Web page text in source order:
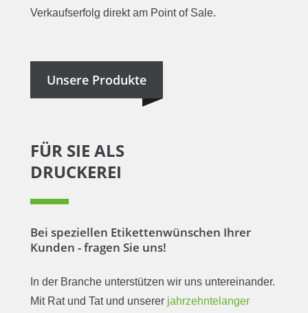
Verkaufserfolg direkt am Point of Sale.
Unsere Produkte
FÜR SIE ALS
DRUCKEREI
Bei speziellen Etikettenwünschen Ihrer
Kunden - fragen Sie uns!
In der Branche unterstützen wir uns untereinander.
Mit Rat und Tat und unserer jahrzehntelanger